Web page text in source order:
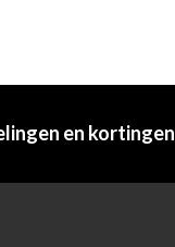
en kortingen